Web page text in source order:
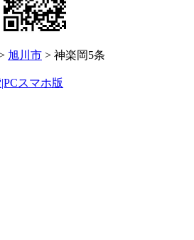
旭川市 > 神楽岡5条
スマホ版